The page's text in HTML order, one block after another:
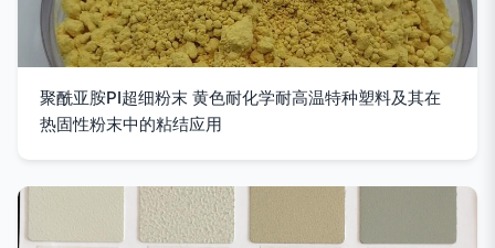
聚酰亚胺PI超细粉末 黄色耐化学耐高温特种塑料及其在
热固性粉末中的粘结应用